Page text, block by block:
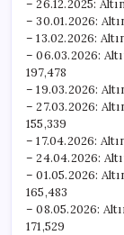
– 26.12.2025:
– 30.01.2026:
– 13.02.2026:
– 06.03.2026:
197,478
– 19.03.2026:
– 27.03.2026:
155,339
– 17.04.2026:
– 24.04.2026:
– 01.05.2026:
165,483
– 08.05.2026:
171,529